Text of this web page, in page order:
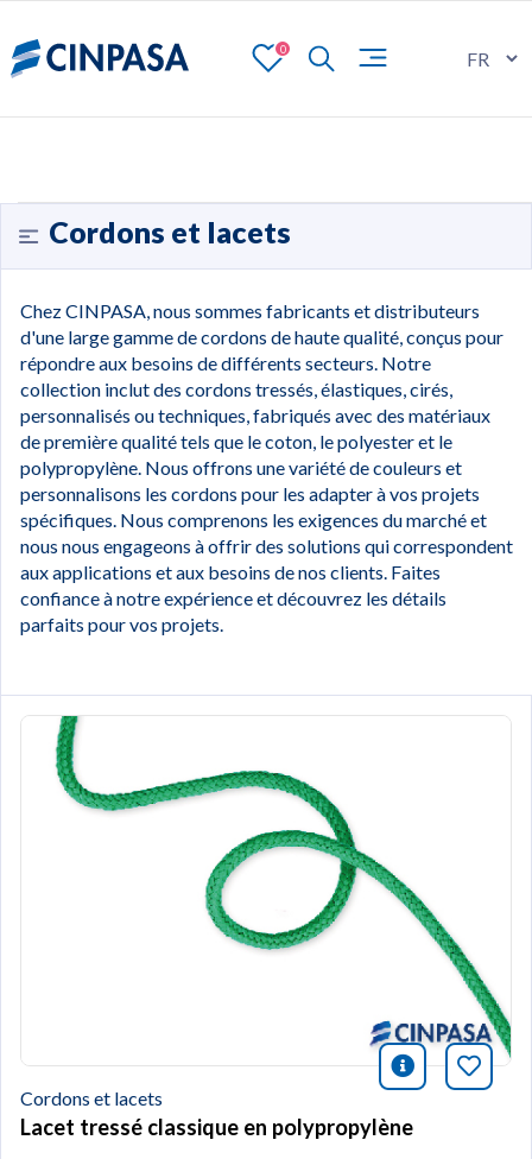
0
Cordons et lacets
Chez CINPASA, nous sommes fabricants et distributeurs
d'une large gamme de cordons de haute qualité, conçus pour
répondre aux besoins de différents secteurs. Notre
collection inclut des cordons tressés, élastiques, cirés,
personnalisés ou techniques, fabriqués avec des matériaux
de première qualité tels que le coton, le polyester et le
polypropylène. Nous offrons une variété de couleurs et
personnalisons les cordons pour les adapter à vos projets
spécifiques. Nous comprenons les exigences du marché et
nous nous engageons à offrir des solutions qui correspondent
aux applications et aux besoins de nos clients. Faites
confiance à notre expérience et découvrez les détails
parfaits pour vos projets.
icono
Cordons et lacets
Lacet tressé classique en polypropylène